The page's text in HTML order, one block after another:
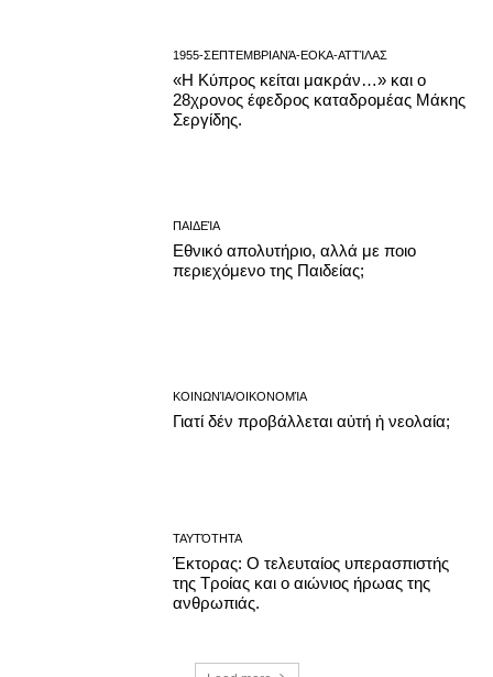
1955-ΣΕΠΤΕΜΒΡΙΑΝΆ-ΕΟΚΑ-ΑΤΤΊΛΑΣ
«Η Κύπρος κείται μακράν…» και ο
28χρονος έφεδρος καταδρομέας Μάκης
Σεργίδης.
ΠΑΙΔΕΊΑ
Εθνικό απολυτήριο, αλλά με ποιο
περιεχόμενο της Παιδείας;
ΚΟΙΝΩΝΊΑ/ΟΙΚΟΝΟΜΊΑ
Γιατί δέν προβάλλεται αὐτή ἡ νεολαία;
ΤΑΥΤΌΤΗΤΑ
Έκτορας: Ο τελευταίος υπερασπιστής
της Τροίας και ο αιώνιος ήρωας της
ανθρωπιάς.